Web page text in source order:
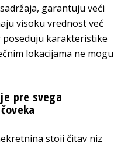
garantuju veći
visoku vrednost već
karakteristike
lokacijama ne mogu
pre svega
stoji čitav niz